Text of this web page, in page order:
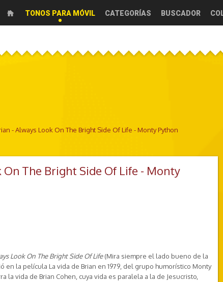
TONOS PARA MÓVIL CATEGORÍAS BUSCADOR
- Always Look On The Bright Side Of Life - Monty Python
The Bright Side Of Life - Monty
Look On The Bright Side Of Life(Mira siempre el lado bueno de la
en la película La vida de Brian en 1979, del grupo humorístico Monty
la vida de Brian Cohen, cuya vida es paralela a la de Jesucristo,